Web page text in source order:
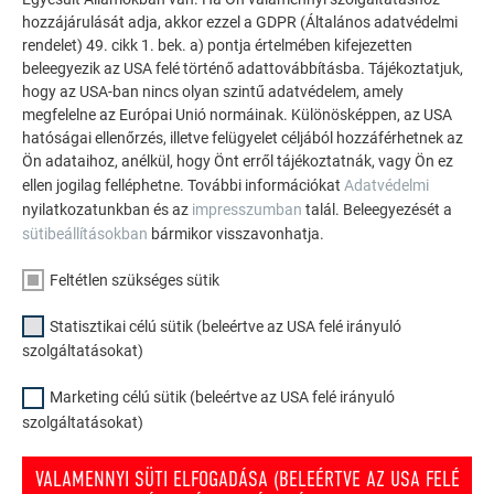
INSPIRÁLÓDJON
A PREFA referencia galéria bemutatja, milyen
sokoldalúan felhasználható az alumínium. Fedezzen fel
további lenyűgöző projekteket a tartós PREFA
alumínium megoldásokkal tetőkhöz, napelemekhez és
homlokzatokhoz.
hozzájárulását adja, akkor ezzel a GDPR (Általános adatvédelmi
rendelet) 49. cikk 1. bek. a) pontja értelmében kifejezetten
beleegyezik az USA felé történő adattovábbításba. Tájékoztatjuk,
hogy az USA-ban nincs olyan szintű adatvédelem, amely
megfelelne az Európai Unió normáinak. Különösképpen, az USA
hatóságai ellenőrzés, illetve felügyelet céljából hozzáférhetnek az
Ön adataihoz, anélkül, hogy Önt erről tájékoztatnák, vagy Ön ez
ellen jogilag felléphetne. További információkat Adatvédelmi
nyilatkozatunkban és az impresszumban talál. Beleegyezését a
sütibeállításokban bármikor visszavonhatja.
Feltétlen szükséges sütik
Statisztikai célú sütik (beleértve az USA felé irányuló
szolgáltatásokat)
Marketing célú sütik (beleértve az USA felé irányuló
szolgáltatásokat)
VALAMENNYI SÜTI ELFOGADÁSA (BELEÉRTVE AZ USA FELÉ